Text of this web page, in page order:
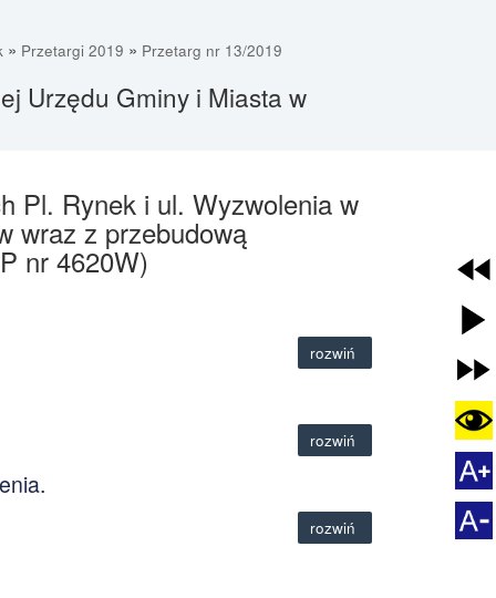
» Przetargi 2019 » Przetarg nr 13/2019
Urzędu Gminy i Miasta w
Pl. Rynek i ul. Wyzwolenia w
wraz z przebudową
nr 4620W)
rozwiń
rozwiń
rozwiń